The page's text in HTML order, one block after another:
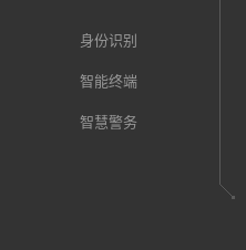
身份识别
智能终端
智慧警务